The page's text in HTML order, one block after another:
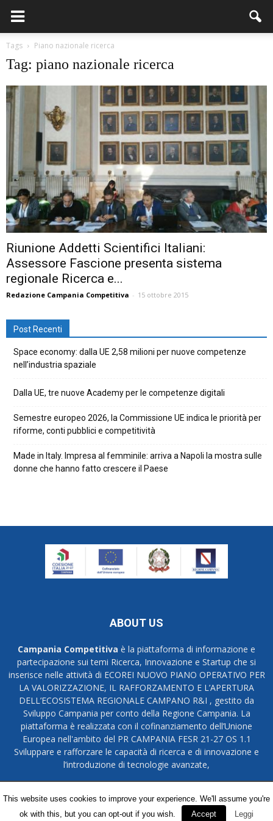
Tags Piano nazionale ricerca
Tag: piano nazionale ricerca
Riunione Addetti Scientifici Italiani:
Assessore Fascione presenta sistema
regionale Ricerca e...
Redazione Campania Competitiva - 15 ottobre 2015
Post Recenti
Space economy: dalla UE 2,58 milioni per nuove competenze
nell’industria spaziale
Dalla UE, tre nuove Academy per le competenze digitali
Semestre europeo 2026, la Commissione UE indica le priorità per
riforme, conti pubblici e competitività
Made in Italy. Impresa al femminile: arriva a Napoli la mostra sulle
donne che hanno fatto crescere il Paese
ABOUT US
Campania Competitiva è la piattaforma di informazione e
partecipazione sui temi Ricerca, Innovazione e Startup che si
inserisce nelle attività di ECOREI NUOVO PIANO OPERATIVO PER
LA VALORIZZAZIONE, IL RAFFORZAMENTO E L’APERTURA
DELL’ECOSISTEMA REGIONALE CAMPANO R&I , gestito da
Sviluppo Campania per conto della Regione Campania. La
piattaforma è realizzata con il cofinanziamento dell’Unione
Europea nell'ambito del PR CAMPANIA FESR 21-27 OS 1.1
Sviluppare e rafforzare le capacità di ricerca e di innovazione e
l’introduzione di tecnologie avanzate,
Credits
Privacy Policy
© Campania Competitiva 2015-2026
This website uses cookies to improve your experience. We'll assume you're
ok with this, but you can opt-out if you wish.
Accept Leggi